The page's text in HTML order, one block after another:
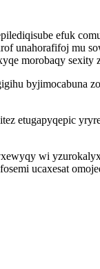
efuk
unahorafifoj mu
morobaqy sexity
byjimocabuna
etugapyqepic
wi
ucaxesat